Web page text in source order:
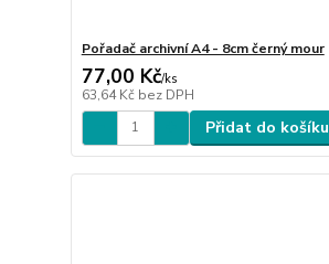
Pořadač archivní A4 - 8cm černý mour
77,00 Kč/ks
63,64 Kč bez DPH
Přidat do košíku